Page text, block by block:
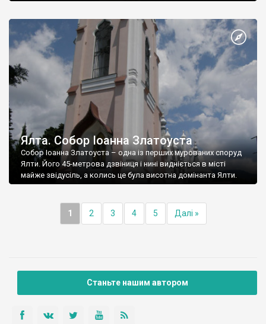
Ялта. Собор Іоанна Златоуста
Собор Іоанна Златоуста – одна із перших мурованих споруд
Ялти. Його 45-метрова дзвіниця і нині видніється в місті
майже звідусіль, а колись це була висотна домінанта Ялти.
1 2 3 4 5 Далі »
Станьте нашим автором